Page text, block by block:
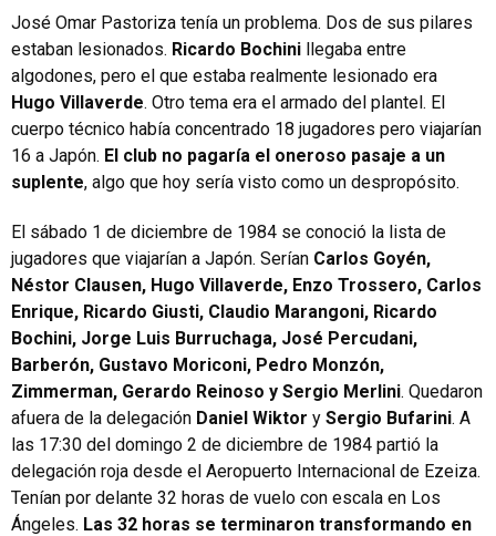
José Omar Pastoriza tenía un problema. Dos de sus pilares
estaban lesionados. Ricardo Bochini llegaba entre
algodones, pero el que estaba realmente lesionado era
Hugo Villaverde. Otro tema era el armado del plantel. El
cuerpo técnico había concentrado 18 jugadores pero viajarían
16 a Japón. El club no pagaría el oneroso pasaje a un
suplente, algo que hoy sería visto como un despropósito.
El sábado 1 de diciembre de 1984 se conoció la lista de
jugadores que viajarían a Japón. Serían Carlos Goyén,
Néstor Clausen, Hugo Villaverde, Enzo Trossero, Carlos
Enrique, Ricardo Giusti, Claudio Marangoni, Ricardo
Bochini, Jorge Luis Burruchaga, José Percudani,
Barberón, Gustavo Moriconi, Pedro Monzón,
Zimmerman, Gerardo Reinoso y Sergio Merlini. Quedaron
afuera de la delegación Daniel Wiktor y Sergio Bufarini. A
las 17:30 del domingo 2 de diciembre de 1984 partió la
delegación roja desde el Aeropuerto Internacional de Ezeiza.
Tenían por delante 32 horas de vuelo con escala en Los
Ángeles. Las 32 horas se terminaron transformando en